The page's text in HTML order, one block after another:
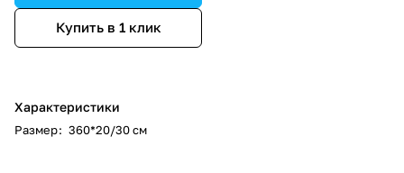
Купить в 1 клик
Характеристики
Размер: 360*20/30 см